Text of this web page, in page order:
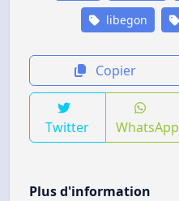
libegon
Copier
Twitter WhatsApp
Plus d'information